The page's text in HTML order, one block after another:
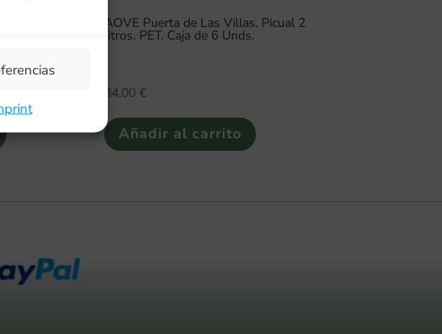
AOVE Puerta de Las Villas. Picual 2
litros. PET. Caja de 6 Unds.
84,00 €
Añadir al carrito